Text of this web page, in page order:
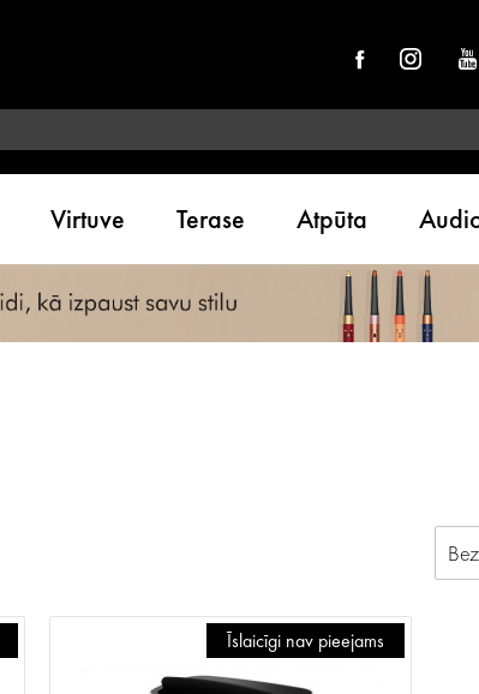
Virtuve Terase Atpūta
Īslaicīgi nav pieejams